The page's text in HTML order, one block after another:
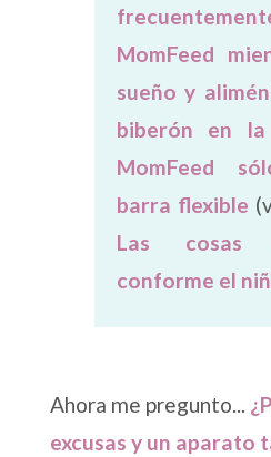
MomFeed
sueño y
biberón en
MomFeed
barra flexible
Las cosas
conforme el
Ahora me pregunto...
excusas y un aparato